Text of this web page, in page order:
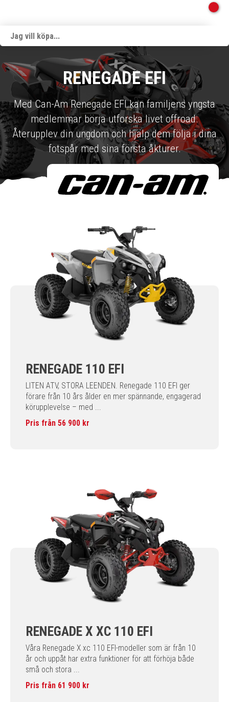
RENEGADE EFI
Med Can-Am Renegade EFI kan familjens yngsta
medlemmar börja utforska livet offroad.
Återupplev din ungdom och hjälp dem följa i dina
fotspår med sina första åkturer.
RENEGADE 110 EFI
LITEN ATV, STORA LEENDEN. Renegade 110 EFI ger
förare från 10 års ålder en mer spännande, engagerad
körupplevelse – med ...
Pris från 56 900 kr
RENEGADE X XC 110 EFI
Våra Renegade X xc 110 EFI-modeller som är från 10
år och uppåt har extra funktioner för att förhöja både
små och stora ...
Pris från 61 900 kr